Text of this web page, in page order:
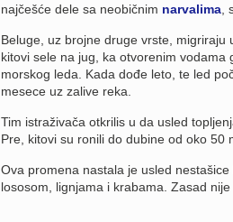
najčešće dele sa neobičnim narvalima,
Beluge, uz brojne druge vrste,
kitovi sele na jug, ka otvorenim
morskog leda. Kada dođe leto, te led
mesece uz zalive reka.
Tim istraživača otkrilis u da usled
Pre, kitovi su ronili do dubine od oko 50
Ova promena nastala je usled
lososom, lignjama i krabama. Zasad